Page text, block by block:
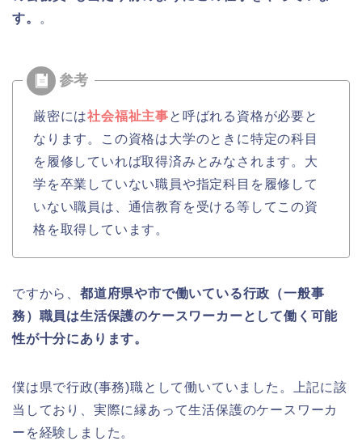
す。
。
厳密には社会福祉主事と呼ばれる資格が必要と
なります。この資格は大学のときに特定の科目
を履修していれば取得済みとみなされます。大
学を卒業していない職員や指定科目を履修して
いない職員は、通信教育を受ける等してこの資
格を取得しています。
ですから、 都道府県や市で働いている行政（一般事
務）職員は生活保護のケースワーカーとして働く可能
性が十分にあります。
僕は県で行政(事務)職として働いていました。上記に該
当しており、実際に縁あって生活保護のケースワーカ
ーを経験しました。